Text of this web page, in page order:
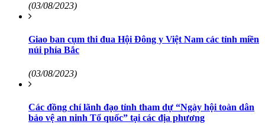
(03/08/2023)
Giao ban cụm thi đua Hội Đông y Việt Nam các tỉnh miền
núi phía Bắc
(03/08/2023)
Các đồng chí lãnh đạo tỉnh tham dự “Ngày hội toàn dân
bảo vệ an ninh Tổ quốc” tại các địa phương